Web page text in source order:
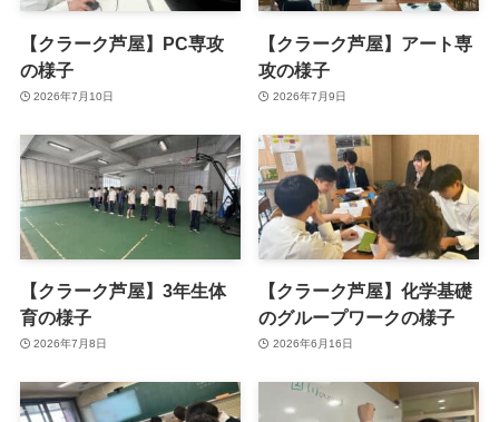
【クラーク芦屋】PC専攻
の様子
2026年7月10日
【クラーク芦屋】アート専
攻の様子
2026年7月9日
【クラーク芦屋】3年生体
育の様子
2026年7月8日
【クラーク芦屋】化学基礎
のグループワークの様子
2026年6月16日